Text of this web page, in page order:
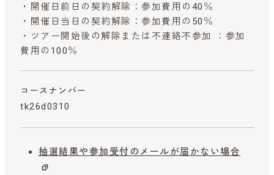
・開催日前日の契約解除：参加費用の40％
・開催日当日の契約解除：参加費用の50％
・ツアー開始後の解除または不連絡不参加 ：参加
費用の100％
コースナンバー
tk26d0310
抽選結果や参加受付のメールが届かない場合